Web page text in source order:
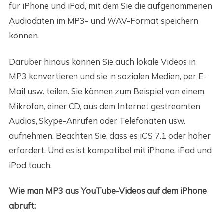
für iPhone und iPad, mit dem Sie die aufgenommenen
Audiodaten im MP3- und WAV-Format speichern
können.
Darüber hinaus können Sie auch lokale Videos in
MP3 konvertieren und sie in sozialen Medien, per E-
Mail usw. teilen. Sie können zum Beispiel von einem
Mikrofon, einer CD, aus dem Internet gestreamten
Audios, Skype-Anrufen oder Telefonaten usw.
aufnehmen. Beachten Sie, dass es iOS 7.1 oder höher
erfordert. Und es ist kompatibel mit iPhone, iPad und
iPod touch.
Wie man MP3 aus YouTube-Videos auf dem iPhone
abruft: